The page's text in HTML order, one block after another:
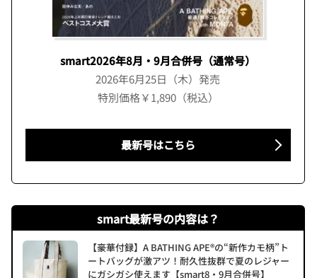
smart2026年8月・9月合併号（通常号）
2026年6月25日（木）発売
特別価格￥1,890（税込）
最新号はこちら
smart最新号の内容は？
【豪華付録】A BATHING APE®の“新作カモ柄”ト
ートバッグが激アツ！耐久性抜群で夏のレジャー
にガシガシ使えます【smart8・9月合併号】